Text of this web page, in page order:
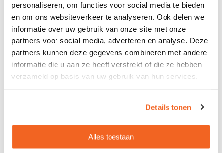
personaliseren, om functies voor social media te bieden
en om ons websiteverkeer te analyseren. Ook delen we
informatie over uw gebruik van onze site met onze
partners voor social media, adverteren en analyse. Deze
partners kunnen deze gegevens combineren met andere
informatie die u aan ze heeft verstrekt of die ze hebben
verzameld op basis van uw gebruik van hun services.
Details tonen
Alles toestaan
Aanleverspecificaties
Omschrijving
PU notitieboek met 160 pagina’s. Kaft geschikt
Gerelateerde producten